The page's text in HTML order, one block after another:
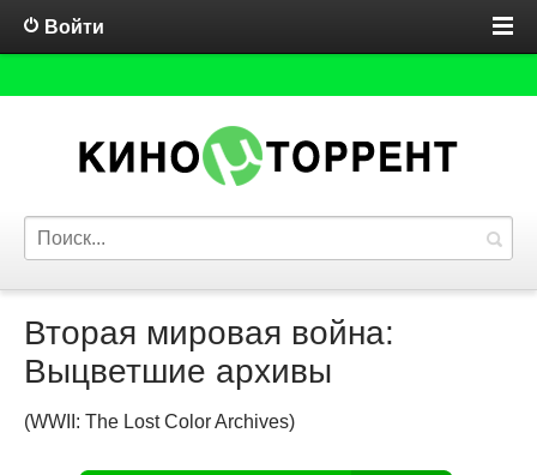
Войти
Вторая мировая война:
Выцветшие архивы
(WWII: The Lost Color Archives)